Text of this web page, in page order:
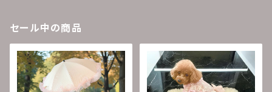
セール中の商品